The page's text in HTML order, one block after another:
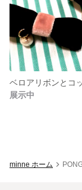
展示中
minne ホーム